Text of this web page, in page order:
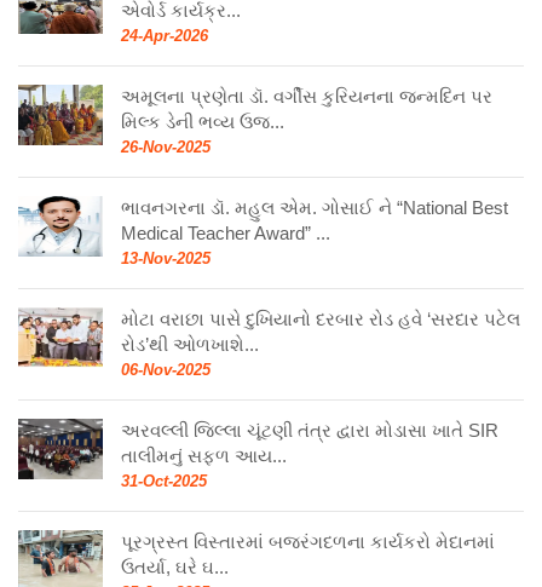
એવોર્ડ કાર્યક્ર...
24-Apr-2026
અમૂલના પ્રણેતા ડૉ. વર્ગીસ કુરિયનના જન્મદિન પર
મિલ્ક ડેની ભવ્ય ઉજ...
26-Nov-2025
ભાવનગરના ડૉ. મહુલ એમ. ગોસાઈ ને “National Best
Medical Teacher Award” ...
13-Nov-2025
મોટા વરાછા પાસે દુખિયાનો દરબાર રોડ હવે ‘સરદાર પટેલ
રોડ’થી ઓળખાશે...
06-Nov-2025
અરવલ્લી જિલ્લા ચૂંટણી તંત્ર દ્વારા મોડાસા ખાતે SIR
તાલીમનું સફળ આય...
31-Oct-2025
પૂરગ્રસ્ત વિસ્તારમાં બજરંગદળના કાર્યકરો મેદાનમાં
ઉતર્યા, ઘરે ઘ...